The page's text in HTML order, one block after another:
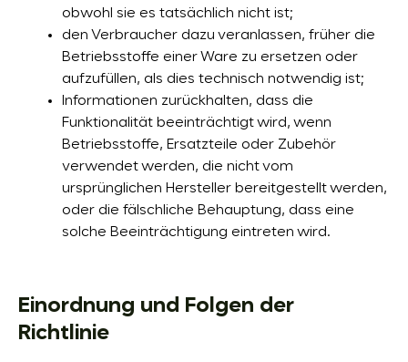
obwohl sie es tatsächlich nicht ist;
den Verbraucher dazu veranlassen, früher die
Betriebsstoffe einer Ware zu ersetzen oder
aufzufüllen, als dies technisch notwendig ist;
Informationen zurückhalten, dass die
Funktionalität beeinträchtigt wird, wenn
Betriebsstoffe, Ersatzteile oder Zubehör
verwendet werden, die nicht vom
ursprünglichen Hersteller bereitgestellt werden,
oder die fälschliche Behauptung, dass eine
solche Beeinträchtigung eintreten wird.
Einordnung und Folgen der
Richtlinie